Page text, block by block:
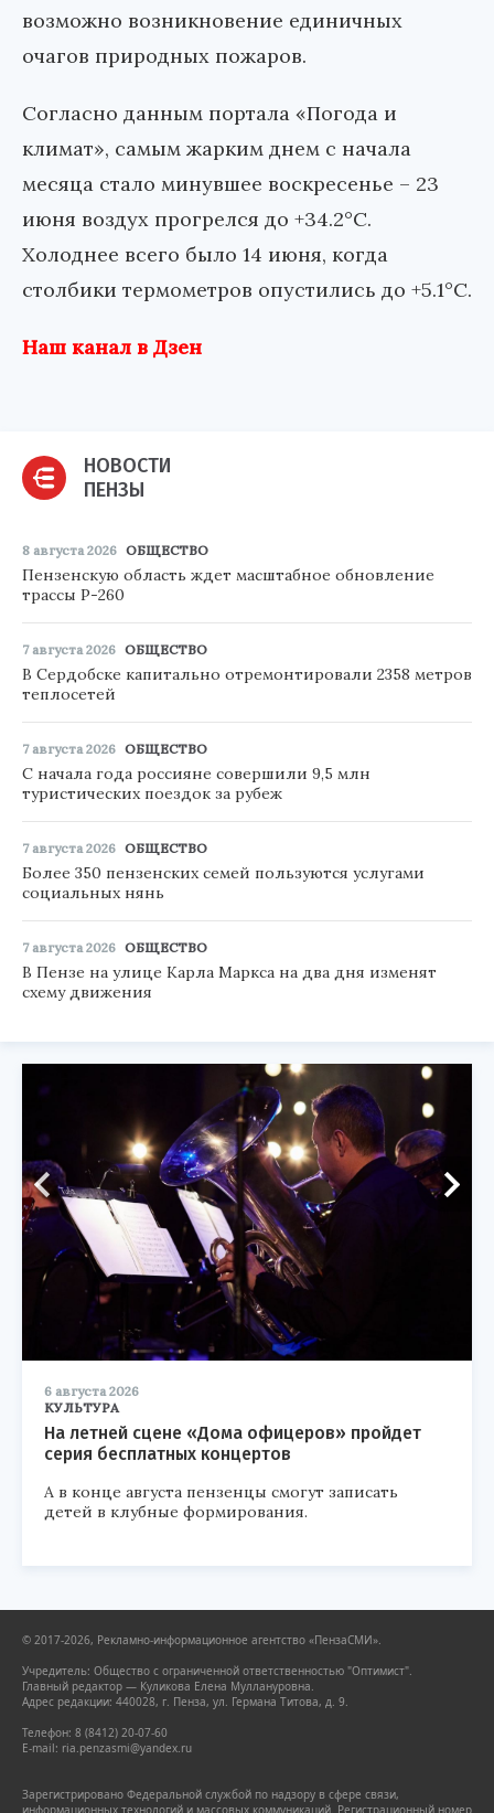
возможно возникновение единичных
очагов природных пожаров.
Согласно данным портала «Погода и
климат», самым жарким днем с начала
месяца стало минувшее воскресенье – 23
июня воздух прогрелся до +34.2°С.
Холоднее всего было 14 июня, когда
столбики термометров опустились до +5.1°С.
Наш канал в Дзен
НОВОСТИ
ПЕНЗЫ
8 августа 2026 ОБЩЕСТВО
Пензенскую область ждет масштабное обновление
трассы Р-260
7 августа 2026 ОБЩЕСТВО
В Сердобске капитально отремонтировали 2358 метров
теплосетей
7 августа 2026 ОБЩЕСТВО
С начала года россияне совершили 9,5 млн
туристических поездок за рубеж
7 августа 2026 ОБЩЕСТВО
Более 350 пензенских семей пользуются услугами
социальных нянь
7 августа 2026 ОБЩЕСТВО
В Пензе на улице Карла Маркса на два дня изменят
схему движения
6 августа 2026
КУЛЬТУРА
На летней сцене «Дома офицеров» пройдет
серия бесплатных концертов
А в конце августа пензенцы смогут записать
детей в клубные формирования.
© 2017-2026, Рекламно-информационное агентство «ПензаСМИ».
Учредитель: Общество с ограниченной ответственностью "Оптимист".
Главный редактор — Куликова Елена Муллануровна.
Адрес редакции: 440028, г. Пенза, ул. Германа Титова, д. 9.
Телефон: 8 (8412) 20-07-60
E-mail: ria.penzasmi@yandex.ru
Зарегистрировано Федеральной службой по надзору в сфере связи,
информационных технологий и массовых коммуникаций. Регистрационный номер